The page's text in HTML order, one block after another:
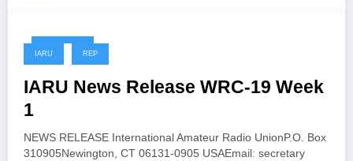
01/11/2019
IARU REP
IARU News Release WRC-19 Week
1
NEWS RELEASE International Amateur Radio UnionP.O. Box
310905Newington, CT 06131-0905 USAEmail: secretary